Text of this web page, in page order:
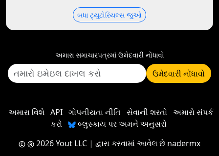
બધા ટ્યુટોરિયલ્સ જુઓ
અમારા સમાચારપત્રમાં ઉમેદવારી નોંધાવો
ઉમેદવારી નોંધાવો
અમારા વિશે API ગોપનીયતા નીતિ સેવાની શરતો અમારો સંપર્ક
કરો
બ્લુસ્કાય પર અમને અનુસરો
2026 Yout LLC | દ્વારા કરવામાં આવેલ છે nadermx